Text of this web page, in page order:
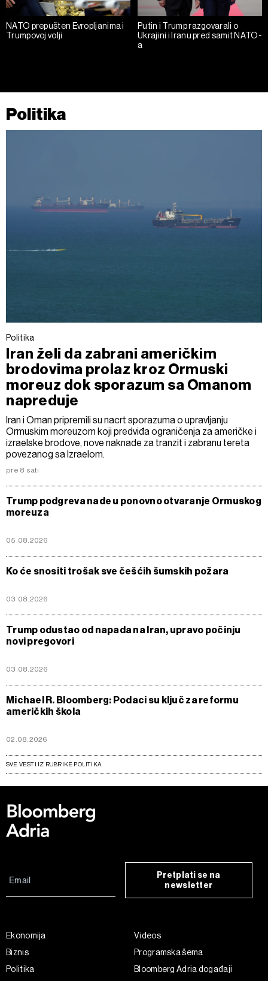
NATO prepušten Evropljanima i
Trumpovoj volji
Putin i Trump razgovarali o
Ukrajini i Iranu pred samit NATO-
a
Politika
Politika
Iran želi da zabrani američkim
brodovima prolaz kroz Ormuski
moreuz dok sporazum sa Omanom
napreduje
Iran i Oman pripremili su nacrt sporazuma o upravljanju
Ormuskim moreuzom koji predviđa ograničenja za američke i
izraelske brodove, nove naknade za tranzit i zabranu tereta
povezanog sa Izraelom.
pre 8 sati
Trump podgreva nade u ponovno otvaranje Ormuskog
moreuza
05.08.2026
Ko će snositi trošak sve češćih šumskih požara
03.08.2026
Trump odustao od napada na Iran, upravo počinju
novi pregovori
03.08.2026
Michael R. Bloomberg: Podaci su ključ za reformu
američkih škola
02.08.2026
SVE VESTI IZ RUBRIKE POLITIKA
Pretplati se na
newsletter
Ekonomija
Biznis
Politika
Videos
Programska šema
Bloomberg Adria događaji